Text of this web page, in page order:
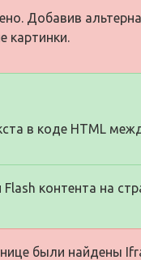
Добавив
картинки.
в коде HTML
контента на
были найдены